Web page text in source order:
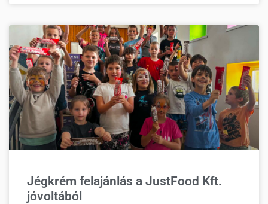
Jégkrém felajánlás a JustFood Kft.
jóvoltából